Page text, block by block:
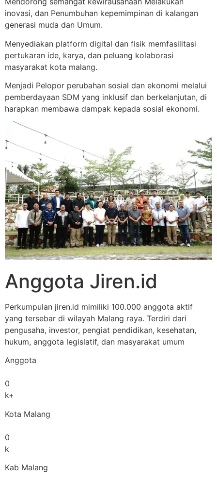
inovasi, dan Penumbuhan kepemimpinan di kalangan
generasi muda dan Umum.
Menyediakan platform digital dan fisik memfasilitasi
pertukaran ide, karya, dan peluang kolaborasi
masyarakat kota malang.
Menjadi Pelopor perubahan sosial dan ekonomi melalui
pemberdayaan SDM yang inklusif dan berkelanjutan, di
harapkan membawa dampak kepada sosial ekonomi.
Anggota Jiren.id
Perkumpulan jiren.id mimiliki 100.000 anggota aktif
yang tersebar di wilayah Malang raya. Terdiri dari
pengusaha, investor, pengiat pendidikan, kesehatan,
hukum, anggota legislatif, dan masyarakat umum
Anggota
0
k+
Kota Malang
0
k
Kab Malang